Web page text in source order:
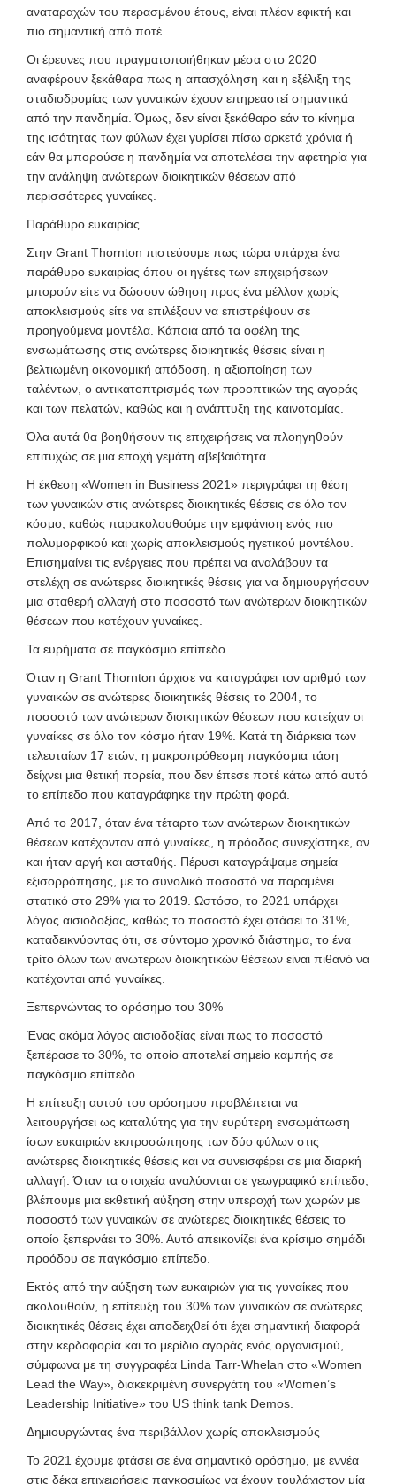
αναταραχών του περασμένου έτους, είναι πλέον εφικτή και
πιο σημαντική από ποτέ.
Οι έρευνες που πραγματοποιήθηκαν μέσα στο 2020
αναφέρουν ξεκάθαρα πως η απασχόληση και η εξέλιξη της
σταδιοδρομίας των γυναικών έχουν επηρεαστεί σημαντικά
από την πανδημία. Όμως, δεν είναι ξεκάθαρο εάν το κίνημα
της ισότητας των φύλων έχει γυρίσει πίσω αρκετά χρόνια ή
εάν θα μπορούσε η πανδημία να αποτελέσει την αφετηρία για
την ανάληψη ανώτερων διοικητικών θέσεων από
περισσότερες γυναίκες.
Παράθυρο ευκαιρίας
Στην Grant Thornton πιστεύουμε πως τώρα υπάρχει ένα
παράθυρο ευκαιρίας όπου οι ηγέτες των επιχειρήσεων
μπορούν είτε να δώσουν ώθηση προς ένα μέλλον χωρίς
αποκλεισμούς είτε να επιλέξουν να επιστρέψουν σε
προηγούμενα μοντέλα. Κάποια από τα οφέλη της
ενσωμάτωσης στις ανώτερες διοικητικές θέσεις είναι η
βελτιωμένη οικονομική απόδοση, η αξιοποίηση των
ταλέντων, ο αντικατοπτρισμός των προοπτικών της αγοράς
και των πελατών, καθώς και η ανάπτυξη της καινοτομίας.
Όλα αυτά θα βοηθήσουν τις επιχειρήσεις να πλοηγηθούν
επιτυχώς σε μια εποχή γεμάτη αβεβαιότητα.
Η έκθεση «Women in Business 2021» περιγράφει τη θέση
των γυναικών στις ανώτερες διοικητικές θέσεις σε όλο τον
κόσμο, καθώς παρακολουθούμε την εμφάνιση ενός πιο
πολυμορφικού και χωρίς αποκλεισμούς ηγετικού μοντέλου.
Επισημαίνει τις ενέργειες που πρέπει να αναλάβουν τα
στελέχη σε ανώτερες διοικητικές θέσεις για να δημιουργήσουν
μια σταθερή αλλαγή στο ποσοστό των ανώτερων διοικητικών
θέσεων που κατέχουν γυναίκες.
Τα ευρήματα σε παγκόσμιο επίπεδο
Όταν η Grant Thornton άρχισε να καταγράφει τον αριθμό των
γυναικών σε ανώτερες διοικητικές θέσεις το 2004, το
ποσοστό των ανώτερων διοικητικών θέσεων που κατείχαν οι
γυναίκες σε όλο τον κόσμο ήταν 19%. Κατά τη διάρκεια των
τελευταίων 17 ετών, η μακροπρόθεσμη παγκόσμια τάση
δείχνει μια θετική πορεία, που δεν έπεσε ποτέ κάτω από αυτό
το επίπεδο που καταγράφηκε την πρώτη φορά.
Από το 2017, όταν ένα τέταρτο των ανώτερων διοικητικών
θέσεων κατέχονταν από γυναίκες, η πρόοδος συνεχίστηκε, αν
και ήταν αργή και ασταθής. Πέρυσι καταγράψαμε σημεία
εξισορρόπησης, με το συνολικό ποσοστό να παραμένει
στατικό στο 29% για το 2019. Ωστόσο, το 2021 υπάρχει
λόγος αισιοδοξίας, καθώς το ποσοστό έχει φτάσει το 31%,
καταδεικνύοντας ότι, σε σύντομο χρονικό διάστημα, το ένα
τρίτο όλων των ανώτερων διοικητικών θέσεων είναι πιθανό να
κατέχονται από γυναίκες.
Ξεπερνώντας το ορόσημο του 30%
Ένας ακόμα λόγος αισιοδοξίας είναι πως το ποσοστό
ξεπέρασε το 30%, το οποίο αποτελεί σημείο καμπής σε
παγκόσμιο επίπεδο.
Η επίτευξη αυτού του ορόσημου προβλέπεται να
λειτουργήσει ως καταλύτης για την ευρύτερη ενσωμάτωση
ίσων ευκαιριών εκπροσώπησης των δύο φύλων στις
ανώτερες διοικητικές θέσεις και να συνεισφέρει σε μια διαρκή
αλλαγή. Όταν τα στοιχεία αναλύονται σε γεωγραφικό επίπεδο,
βλέπουμε μια εκθετική αύξηση στην υπεροχή των χωρών με
ποσοστό των γυναικών σε ανώτερες διοικητικές θέσεις το
οποίο ξεπερνάει το 30%. Αυτό απεικονίζει ένα κρίσιμο σημάδι
προόδου σε παγκόσμιο επίπεδο.
Εκτός από την αύξηση των ευκαιριών για τις γυναίκες που
ακολουθούν, η επίτευξη του 30% των γυναικών σε ανώτερες
διοικητικές θέσεις έχει αποδειχθεί ότι έχει σημαντική διαφορά
στην κερδοφορία και το μερίδιο αγοράς ενός οργανισμού,
σύμφωνα με τη συγγραφέα Linda Tarr-Whelan στο «Women
Lead the Way», διακεκριμένη συνεργάτη του «Women’s
Leadership Initiative» του US think tank Demos.
Δημιουργώντας ένα περιβάλλον χωρίς αποκλεισμούς
Το 2021 έχουμε φτάσει σε ένα σημαντικό ορόσημο, με εννέα
στις δέκα επιχειρήσεις παγκοσμίως να έχουν τουλάχιστον μία